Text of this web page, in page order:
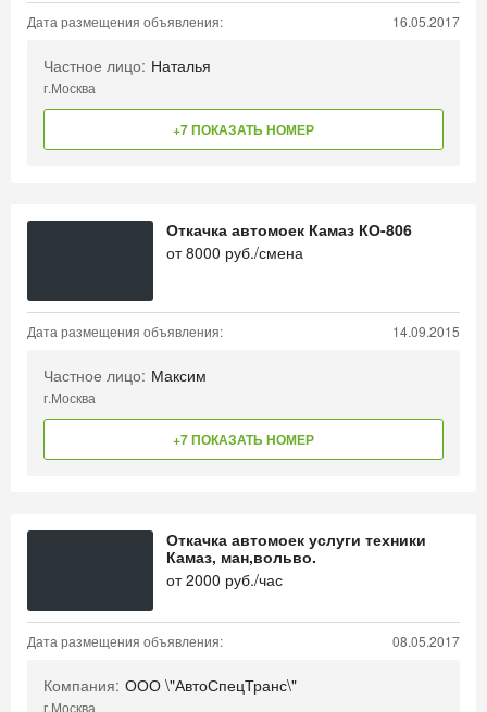
Дата размещения объявления: 16.05.2017
Частное лицо: Наталья
г.Москва
+7 ПОКАЗАТЬ НОМЕР
Откачка автомоек Камаз КО-806
от8000 руб./смена
Дата размещения объявления: 14.09.2015
Частное лицо: Максим
г.Москва
+7 ПОКАЗАТЬ НОМЕР
Откачка автомоек услуги техники
Камаз, ман,вольво.
от2000 руб./час
Дата размещения объявления: 08.05.2017
Компания: ООО \"АвтоСпецТранс\"
г.Москва